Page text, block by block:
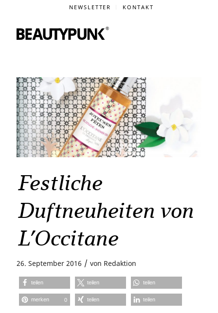
NEWSLETTER KONTAKT
Festliche
Duftneuheiten von
L’Occitane
26. September 2016 / von Redaktion
teilen teilen teilen
merken 0 teilen teilen